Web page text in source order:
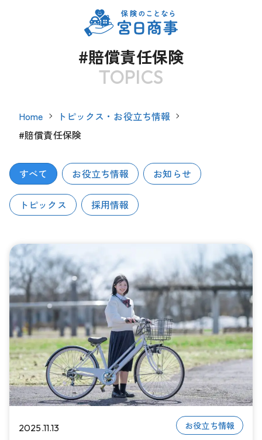
#賠償責任保険
TOPICS
Home
トピックス・お役立ち情報
#賠償責任保険
すべて お役立ち情報 お知らせ
トピックス 採用情報
2025.11.13 お役立ち情報